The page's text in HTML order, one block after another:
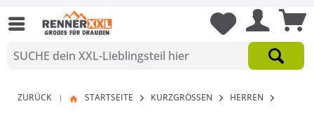
ZURÜCK | STARTSEITE KURZGRÖSSEN HERREN